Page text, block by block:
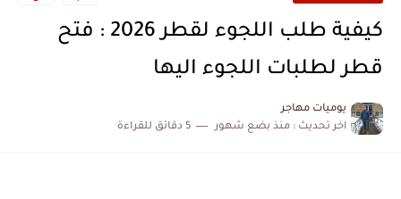
تأشيرة أو فيزا أفغانستان السياحية 2026 كيفية طلب اللجوء لقطر 2026 : فتح
قطر لطلبات اللجوء اليها
يوميات مهاجر
اخر تحديث : منذ بضع شهور 5 دقائق للقراءة